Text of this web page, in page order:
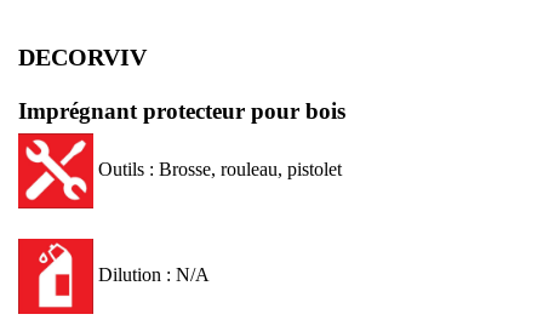
DECORVIV
Imprégnant protecteur pour bois
Outils : Brosse, rouleau, pistolet
Dilution : N/A